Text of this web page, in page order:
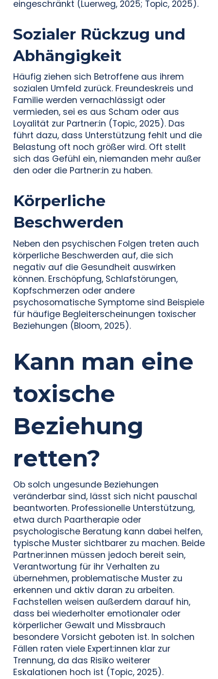
eingeschränkt (Luerweg, 2025; Topic, 2025).
Sozialer Rückzug und
Abhängigkeit
Häufig ziehen sich Betroffene aus ihrem
sozialen Umfeld zurück. Freundeskreis und
Familie werden vernachlässigt oder
vermieden, sei es aus Scham oder aus
Loyalität zur Partner:in (Topic, 2025). Das
führt dazu, dass Unterstützung fehlt und die
Belastung oft noch größer wird. Oft stellt
sich das Gefühl ein, niemanden mehr außer
den oder die Partner:in zu haben.
Körperliche
Beschwerden
Neben den psychischen Folgen treten auch
körperliche Beschwerden auf, die sich
negativ auf die Gesundheit auswirken
können. Erschöpfung, Schlafstörungen,
Kopfschmerzen oder andere
psychosomatische Symptome sind Beispiele
für häufige Begleiterscheinungen toxischer
Beziehungen (Bloom, 2025).
Kann man eine
toxische
Beziehung
retten?
Ob solch ungesunde Beziehungen
veränderbar sind, lässt sich nicht pauschal
beantworten. Professionelle Unterstützung,
etwa durch Paartherapie oder
psychologische Beratung kann dabei helfen,
typische Muster sichtbarer zu machen. Beide
Partner:innen müssen jedoch bereit sein,
Verantwortung für ihr Verhalten zu
übernehmen, problematische Muster zu
erkennen und aktiv daran zu arbeiten.
Fachstellen weisen außerdem darauf hin,
dass bei wiederholter emotionaler oder
körperlicher Gewalt und Missbrauch
besondere Vorsicht geboten ist. In solchen
Fällen raten viele Expert:innen klar zur
Trennung, da das Risiko weiterer
Eskalationen hoch ist (Topic, 2025).